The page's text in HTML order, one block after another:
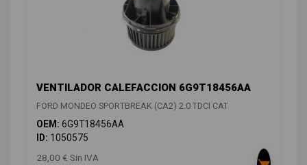
VENTILADOR CALEFACCION 6G9T18456AA
FORD MONDEO SPORTBREAK (CA2) 2.0 TDCI CAT
OEM: 6G9T18456AA
ID: 1050575
28,00 € Sin IVA